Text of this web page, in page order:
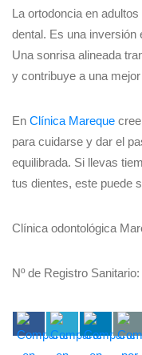
La ortodoncia en
dental. Es una inversión
Una sonrisa alineada
y contribuye a una
En Clínica Mareque
para cuidarse y dar el
equilibrada. Si llevas
tus dientes, este puede
Clínica odontológica
Nº de Registro